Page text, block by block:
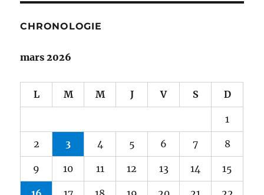
CHRONOLOGIE
mars 2026
L M M J V S D
1
2 3 4 5 6 7 8
9 10 11 12 13 14 15